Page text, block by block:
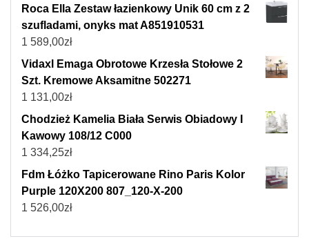
Roca Ella Zestaw łazienkowy Unik 60 cm z 2
szufladami, onyks mat A851910531
1 589,00zł
Vidaxl Emaga Obrotowe Krzesła Stołowe 2
Szt. Kremowe Aksamitne 502271
1 131,00zł
Chodzież Kamelia Biała Serwis Obiadowy I
Kawowy 108/12 C000
1 334,25zł
Fdm Łóżko Tapicerowane Rino Paris Kolor
Purple 120X200 807_120-X-200
1 526,00zł